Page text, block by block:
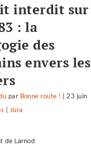
interdit sur
: la
des
envers les
par Bonne route ! |23 juin
Jura
de Larnod